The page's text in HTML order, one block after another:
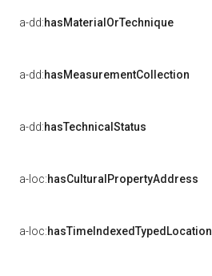
a-dd:hasMaterialOrTechnique
a-dd:hasMeasurementCollection
a-dd:hasTechnicalStatus
a-loc:hasCulturalPropertyAddress
a-loc:hasTimeIndexedTypedLocation